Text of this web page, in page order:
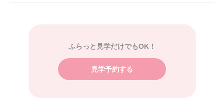
ふらっと見学だけでもOK！
見学予約する